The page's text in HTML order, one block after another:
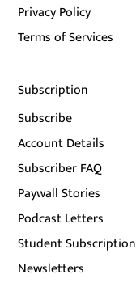
Privacy Policy
Terms of Services
Subscription
Subscribe
Account Details
Subscriber FAQ
Paywall Stories
Podcast Letters
Student Subscription
Newsletters